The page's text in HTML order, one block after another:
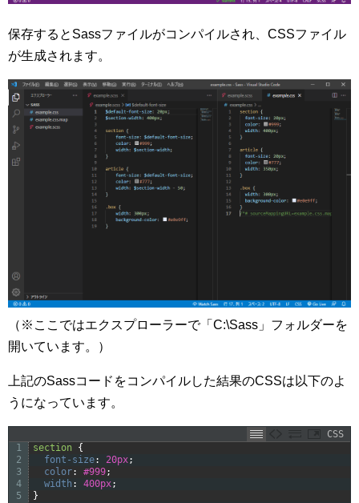
保存するとSassファイルがコンパイルされ、CSSファイル
が生成されます。
（※ここではエクスプローラーで「C:\Sass」フォルダーを
開いています。）
上記のSassコードをコンパイルした結果のCSSは以下のよ
うになっています。
CSS
1
2
3
4
5
section {
font-size: 20px;
color: #999;
width : 400px;
}